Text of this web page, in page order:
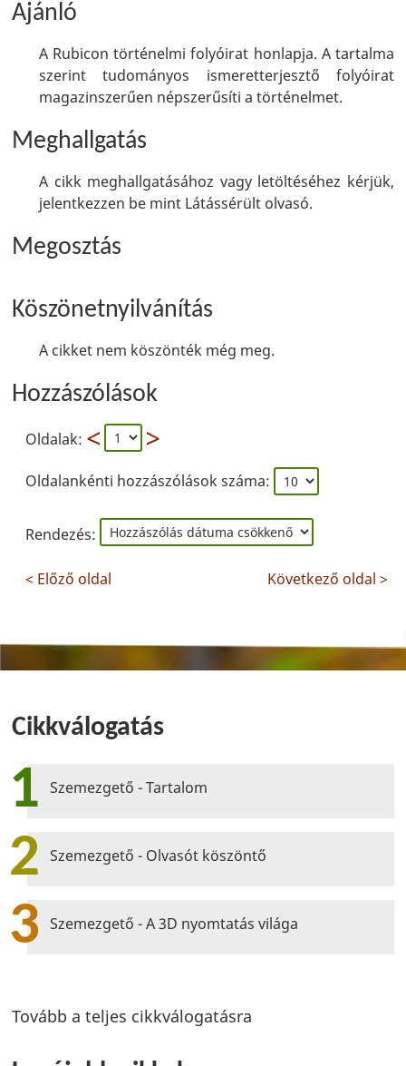
Ajánló
A Rubicon történelmi folyóirat honlapja. A tartalma
szerint tudományos ismeretterjesztő folyóirat
magazinszerűen népszerűsíti a történelmet.
Meghallgatás
A cikk meghallgatásához vagy letöltéséhez kérjük,
jelentkezzen be mint Látássérült olvasó.
Megosztás
Köszönetnyilvánítás
A cikket nem köszönték még meg.
Hozzászólások
Oldalak:
Oldalankénti hozzászólások száma:
Rendezés:
< Előző oldal Következő oldal >
Cikkválogatás
1 Szemezgető - Tartalom
2 Szemezgető - Olvasót köszöntő
3 Szemezgető - A 3D nyomtatás világa
Tovább a teljes cikkválogatásra